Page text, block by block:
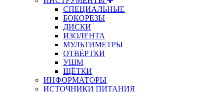
СПЕЦИАЛЬНЫЕ
БОКОРЕЗЫ
ДИСКИ
ИЗОЛЕНТА
МУЛЬТИМЕТРЫ
ОТВЁРТКИ
УШМ
ЩЁТКИ
ИНФОРМАТОРЫ
ИСТОЧНИКИ ПИТАНИЯ